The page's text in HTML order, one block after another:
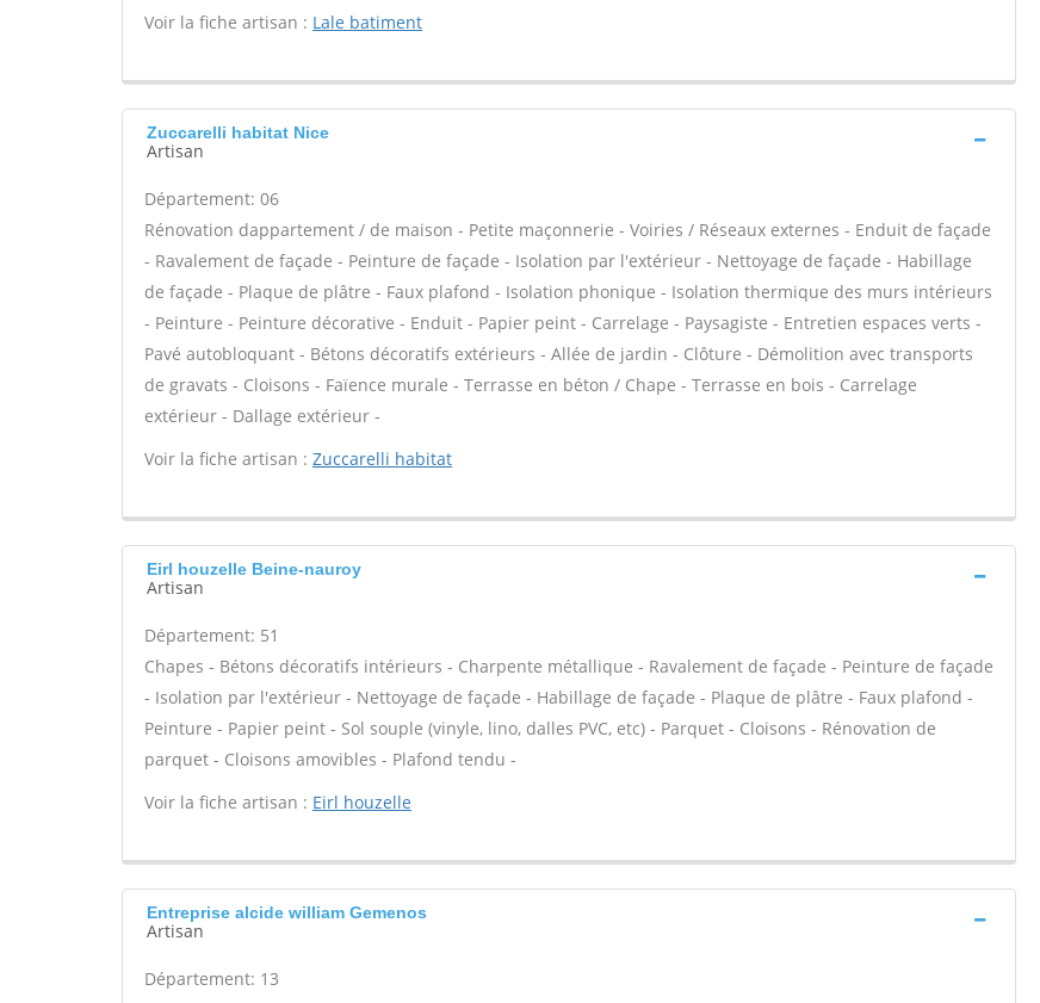
Voir la fiche artisan : Lale batiment
Zuccarelli habitat Nice
Artisan
Département: 06
Rénovation dappartement / de maison - Petite maçonnerie - Voiries / Réseaux externes - Enduit de façade
- Ravalement de façade - Peinture de façade - Isolation par l'extérieur - Nettoyage de façade - Habillage
de façade - Plaque de plâtre - Faux plafond - Isolation phonique - Isolation thermique des murs intérieurs
- Peinture - Peinture décorative - Enduit - Papier peint - Carrelage - Paysagiste - Entretien espaces verts -
Pavé autobloquant - Bétons décoratifs extérieurs - Allée de jardin - Clôture - Démolition avec transports
de gravats - Cloisons - Faïence murale - Terrasse en béton / Chape - Terrasse en bois - Carrelage
extérieur - Dallage extérieur -
Voir la fiche artisan : Zuccarelli habitat
Eirl houzelle Beine-nauroy
Artisan
Département: 51
Chapes - Bétons décoratifs intérieurs - Charpente métallique - Ravalement de façade - Peinture de façade
- Isolation par l'extérieur - Nettoyage de façade - Habillage de façade - Plaque de plâtre - Faux plafond -
Peinture - Papier peint - Sol souple (vinyle, lino, dalles PVC, etc) - Parquet - Cloisons - Rénovation de
parquet - Cloisons amovibles - Plafond tendu -
Voir la fiche artisan : Eirl houzelle
Entreprise alcide william Gemenos
Artisan
Département: 13